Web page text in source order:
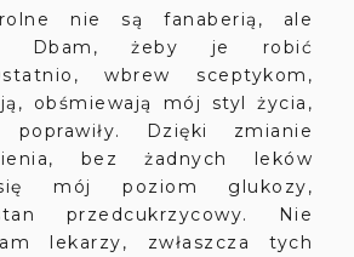
nie są fanaberią, ale
Dbam, żeby je robić
wbrew sceptykom,
obśmiewają mój styl życia,
Dzięki zmianie
bez żadnych leków
się mój poziom glukozy,
przedcukrzycowy. Nie
lekarzy, zwłaszcza tych